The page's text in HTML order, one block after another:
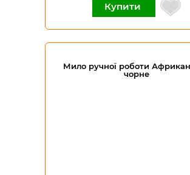
Купити
Мило ручної роботи
чорне